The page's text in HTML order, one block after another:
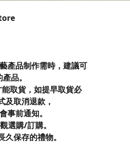
產品制作需時，建議可
品。
取貨，如提早取貨必
及取消退款，
事前通知。
選購/訂購。
保存的禮物。